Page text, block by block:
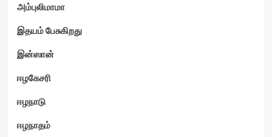
அம்புலிமாமா
இதயம் பேசுகிறது
இன்ஸான்
ஈழகேசரி
ஈழநாடு
ஈழநாதம்